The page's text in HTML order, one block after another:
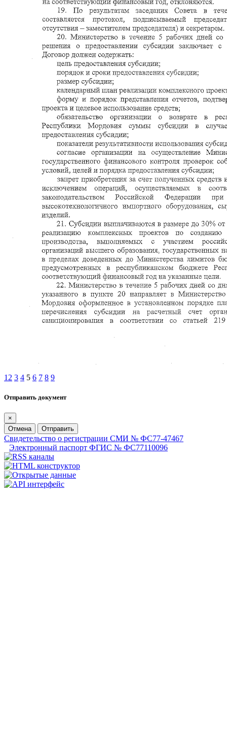
1 2 3 4 5 6 7 8 9
Отправить документ
×
Отмена
Отправить
Свидетельство о регистрации СМИ № ФС77-47467
Электронный паспорт ФГИС № ФС77110096